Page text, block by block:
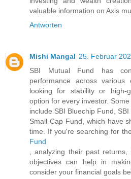
valuable information on Axis
Antworten
Mishi Mangal 25. Februar
SBI Mutual Fund has
performance across various
looking for stability or high-
option for every investor.
include SBI Bluechip Fund,
Small Cap Fund, which have
time. If you're searching for the
Fund
, analyzing their past
objectives can help in
consider your financial goals